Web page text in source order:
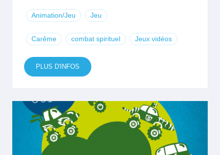
Animation/Jeu Jeu
Carême combat spirituel Jeux vidéos
PLUS D'INFOS